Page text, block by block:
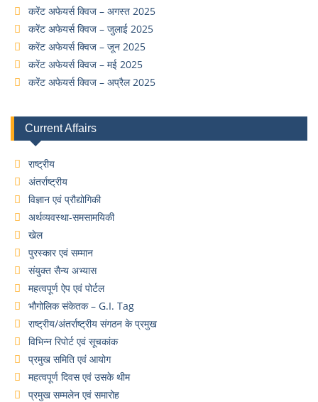
करेंट अफेयर्स क्विज – अगस्त 2025
करेंट अफेयर्स क्विज – जुलाई 2025
करेंट अफेयर्स क्विज – जून 2025
करेंट अफेयर्स क्विज – मई 2025
करेंट अफेयर्स क्विज – अप्रैल 2025
Current Affairs
राष्ट्रीय
अंतर्राष्ट्रीय
विज्ञान एवं प्रौद्योगिकी
अर्थव्यवस्था-समसामयिकी
खेल
पुरस्कार एवं सम्मान
संयुक्त सैन्य अभ्यास
महत्वपूर्ण ऐप एवं पोर्टल
भौगोलिक संकेतक – G.I. Tag
राष्ट्रीय/अंतर्राष्ट्रीय संगठन के प्रमुख
विभिन्न रिपोर्ट एवं सूचकांक
प्रमुख समिति एवं आयोग
महत्वपूर्ण दिवस एवं उसके थीम
प्रमुख सम्मलेन एवं समारोह